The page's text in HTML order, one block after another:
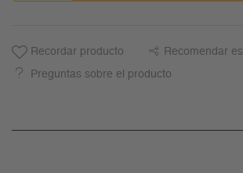
Recordar producto Recomendar
Preguntas sobre el producto